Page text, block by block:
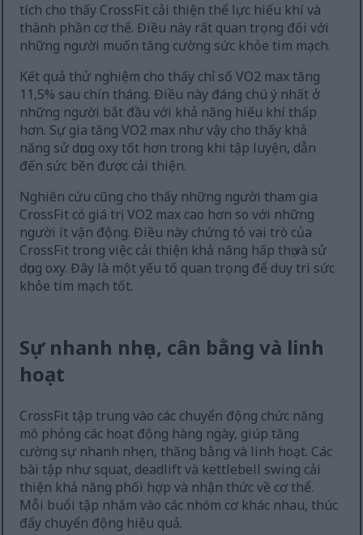
tích cho thấy CrossFit cải thiện thể lực hiếu khí và
thành phần cơ thể. Điều này rất quan trọng đối với
những người muốn tăng cường sức khỏe tim mạch.
Kết quả thử nghiệm cho thấy chỉ số VO2 max tăng
11,5% sau chín tháng. Điều này đáng chú ý nhất ở
những người bắt đầu với khả năng hiếu khí thấp
hơn. Sự gia tăng VO2 max như vậy cho thấy khả
năng sử dụng oxy tốt hơn trong khi tập luyện, dẫn
đến sức bền được cải thiện.
Nghiên cứu cũng cho thấy những người tham gia
CrossFit có giá trị VO2 max cao hơn so với những
người ít vận động. Điều này chứng tỏ vai trò của
CrossFit trong việc cải thiện khả năng hấp thụ và sử
dụng oxy. Đây là một yếu tố quan trọng để duy trì sức
khỏe tim mạch tốt.
Sự nhanh nhẹn, cân bằng và linh
hoạt
CrossFit tập trung vào các chuyển động chức năng
mô phỏng các hoạt động hàng ngày, giúp tăng
cường sự nhanh nhẹn, thăng bằng và linh hoạt. Các
bài tập như squat, deadlift và kettlebell swing cải
thiện khả năng phối hợp và nhận thức về cơ thể.
Mỗi buổi tập nhắm vào các nhóm cơ khác nhau, thúc
đẩy chuyển động hiệu quả.